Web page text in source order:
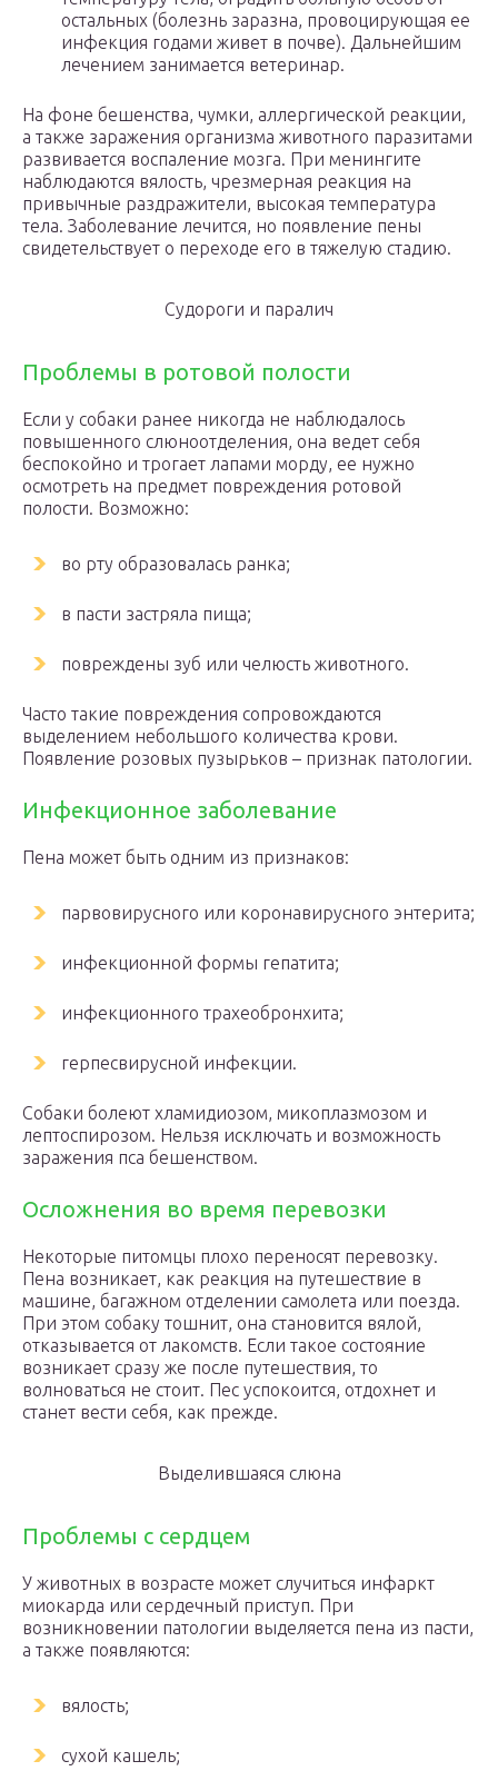
остальных (болезнь заразна, провоцирующая ее
инфекция годами живет в почве). Дальнейшим
лечением занимается ветеринар.
На фоне бешенства, чумки, аллергической реакции,
а также заражения организма животного паразитами
развивается воспаление мозга. При менингите
наблюдаются вялость, чрезмерная реакция на
привычные раздражители, высокая температура
тела. Заболевание лечится, но появление пены
свидетельствует о переходе его в тяжелую стадию.
Судороги и паралич
Проблемы в ротовой полости
Если у собаки ранее никогда не наблюдалось
повышенного слюноотделения, она ведет себя
беспокойно и трогает лапами морду, ее нужно
осмотреть на предмет повреждения ротовой
полости. Возможно:
во рту образовалась ранка;
в пасти застряла пища;
повреждены зуб или челюсть животного.
Часто такие повреждения сопровождаются
выделением небольшого количества крови.
Появление розовых пузырьков – признак патологии.
Инфекционное заболевание
Пена может быть одним из признаков:
парвовирусного или коронавирусного энтерита;
инфекционной формы гепатита;
инфекционного трахеобронхита;
герпесвирусной инфекции.
Собаки болеют хламидиозом, микоплазмозом и
лептоспирозом. Нельзя исключать и возможность
заражения пса бешенством.
Осложнения во время перевозки
Некоторые питомцы плохо переносят перевозку.
Пена возникает, как реакция на путешествие в
машине, багажном отделении самолета или поезда.
При этом собаку тошнит, она становится вялой,
отказывается от лакомств. Если такое состояние
возникает сразу же после путешествия, то
волноваться не стоит. Пес успокоится, отдохнет и
станет вести себя, как прежде.
Выделившаяся слюна
Проблемы с сердцем
У животных в возрасте может случиться инфаркт
миокарда или сердечный приступ. При
возникновении патологии выделяется пена из пасти,
а также появляются:
вялость;
сухой кашель;